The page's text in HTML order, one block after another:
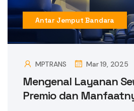
Antar Jemput Bandara
MPTRANS Mar 19, 2025
Mengenal Layanan
Premio dan